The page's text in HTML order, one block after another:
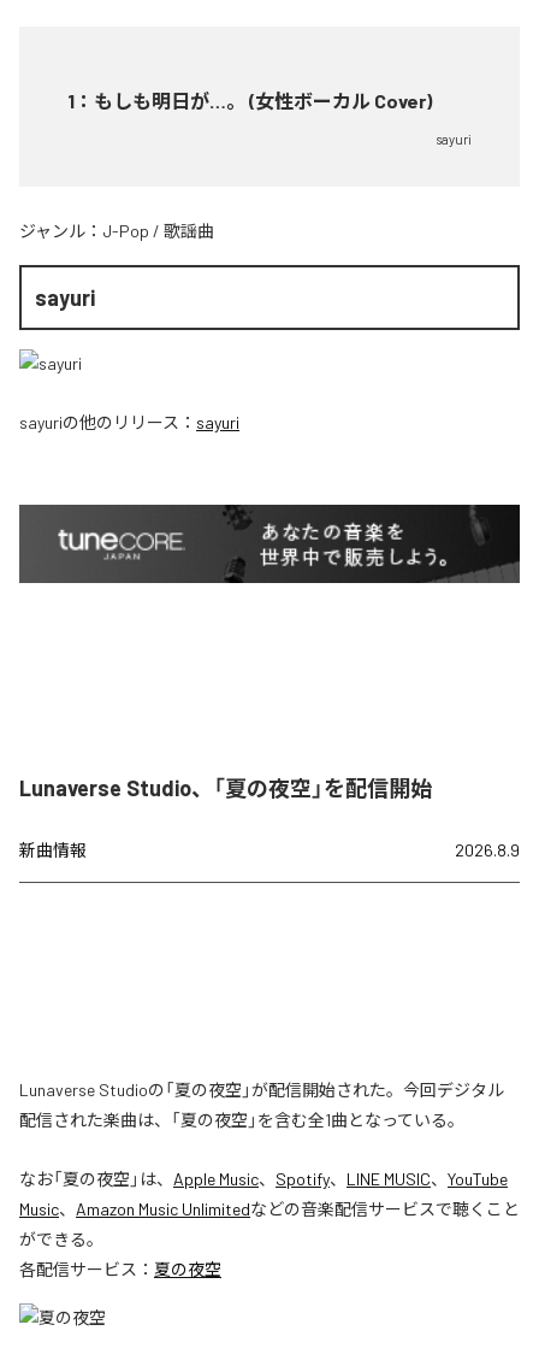
1 ： もしも明日が…。 (女性ボーカル Cover)
sayuri
ジャンル： J-Pop / 歌謡曲
sayuri
sayuriの他のリリース： sayuri
Lunaverse Studio、「夏の夜空」を配信開始
新曲情報 2026.8.9
Lunaverse Studioの「夏の夜空」が配信開始された。今回デジタル
配信された楽曲は、「夏の夜空」を含む全1曲となっている。
なお「夏の夜空 」は、 Apple Music、 Spotify、 LINE MUSIC、 YouTube
Music、 Amazon Music Unlimitedなどの音楽配信サービスで聴くこと
ができる。
各配信サービス： 夏の夜空